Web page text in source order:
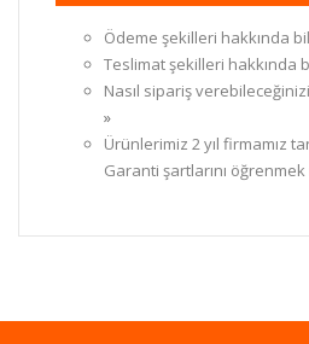
Ödeme şekilleri hakkında
Teslimat şekilleri hakkında
Nasıl sipariş
»
Ürünlerimiz 2 yıl firmamız
Garanti şartlarını öğrenmek